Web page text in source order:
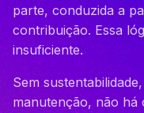
parte, conduzida a
contribuição. Essa
insuficiente.
Sem
manutenção, não há